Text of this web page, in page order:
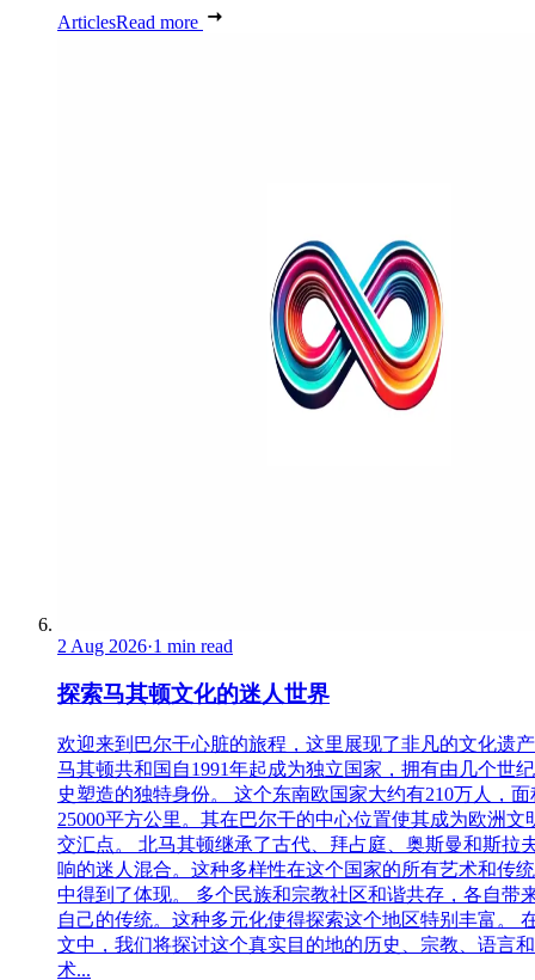
ArticlesRead more
2 Aug 2026·1 min read
探索马其顿文化的迷人世界
欢迎来到巴尔干心脏的旅程，这里展现了非凡的文化遗
马其顿共和国自1991年起成为独立国家，拥有由几个世
史塑造的独特身份。 这个东南欧国家大约有210万人，面
25000平方公里。其在巴尔干的中心位置使其成为欧洲文
交汇点。 北马其顿继承了古代、拜占庭、奥斯曼和斯拉
响的迷人混合。这种多样性在这个国家的所有艺术和传
中得到了体现。 多个民族和宗教社区和谐共存，各自带
自己的传统。这种多元化使得探索这个地区特别丰富。
文中，我们将探讨这个真实目的地的历史、宗教、语言
术...